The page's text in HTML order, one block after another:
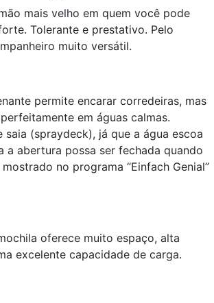
mais velho em quem você pode
Tolerante e prestativo. Pelo
muito versátil.
permite encarar corredeiras, mas
em águas calmas.
saia (spraydeck), já que a água escoa
a abertura possa ser fechada quando
no programa “Einfach Genial”
oferece muito espaço, alta
excelente capacidade de carga.